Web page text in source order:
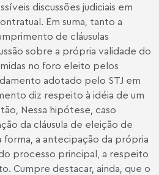
discussões judiciais em
Em suma, tanto a
de cláusulas
sobre a própria validade do
no foro eleito pelos
adotado pelo STJ em
diz respeito à idéia de um
Nessa hipótese, caso
da cláusula de eleição de
a antecipação da própria
processo principal, a respeito
Cumpre destacar, ainda, que o